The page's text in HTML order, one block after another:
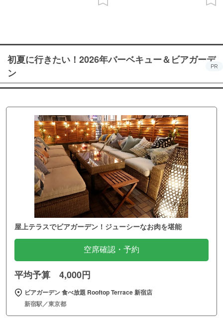
初夏に行きたい！2026年バーベキュー＆ビアガーデ
ン
PR
屋上テラスでビアガーデン！ジューシーなお肉を堪能
空席確認・予約
平均予算 4,000円
ビアガーデン 食べ放題 Rooftop Terrace 新宿店
新宿駅／東京都